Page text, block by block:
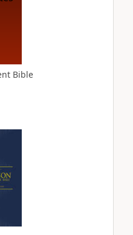
Bible